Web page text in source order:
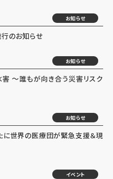
お知らせ
のお知らせ
お知らせ
害 ～誰もが向き合う災害リスク
お知らせ
に世界の医療団が緊急支援＆現
イベント